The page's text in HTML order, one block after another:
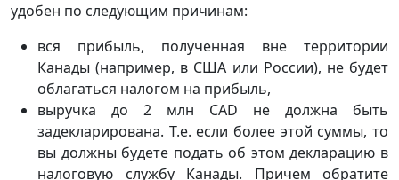
удобен по следующим причинам:
вся прибыль, полученная вне территории
Канады (например, в США или России), не будет
облагаться налогом на прибыль,
выручка до 2 млн CAD не должна быть
задекларирована. Т.е. если более этой суммы, то
вы должны будете подать об этом декларацию в
налоговую службу Канады. Причем обратите